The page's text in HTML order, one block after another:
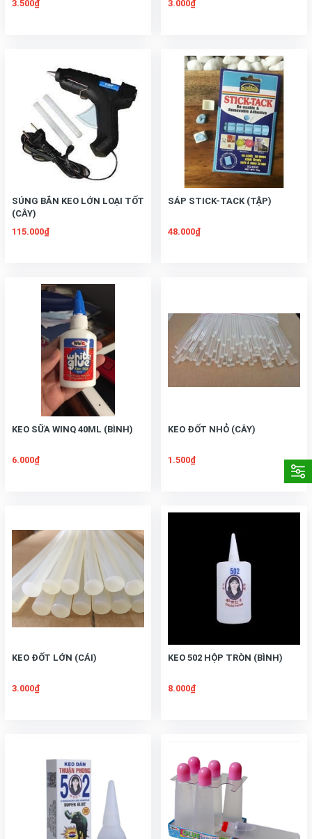
3.500₫
3.000₫
SÚNG BẮN KEO LỚN LOẠI TỐT
(CÂY)
115.000₫
SÁP STICK-TACK (TẬP)
48.000₫
KEO SỮA WINQ 40ML (BÌNH)
6.000₫
KEO ĐỐT NHỎ (CÂY)
1.500₫
KEO ĐỐT LỚN (CÁI)
3.000₫
KEO 502 HỘP TRÒN (BÌNH)
8.000₫